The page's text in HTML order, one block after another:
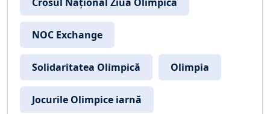
NOC Exchange
Solidaritatea Olimpică Olimpia
Jocurile Olimpice iarnă